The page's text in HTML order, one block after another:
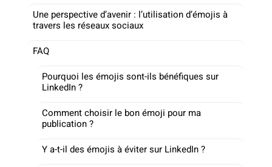
Une perspective d’avenir : l’utilisation d’émojis à
travers les réseaux sociaux
FAQ
Pourquoi les émojis sont-ils bénéfiques sur
LinkedIn ?
Comment choisir le bon émoji pour ma
publication ?
Y a-t-il des émojis à éviter sur LinkedIn ?